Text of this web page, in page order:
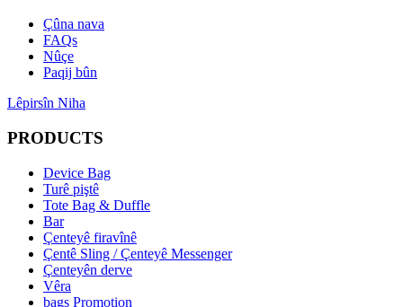
Çûna nava
FAQs
Nûçe
Paqij bûn
Lêpirsîn Niha
PRODUCTS
Device Bag
Turê piştê
Tote Bag & Duffle
Bar
Çenteyê firavînê
Çentê Sling / Çenteyê Messenger
Çenteyên derve
Vêra
bags Promotion